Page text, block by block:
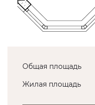
Общая площадь
Жилая площадь